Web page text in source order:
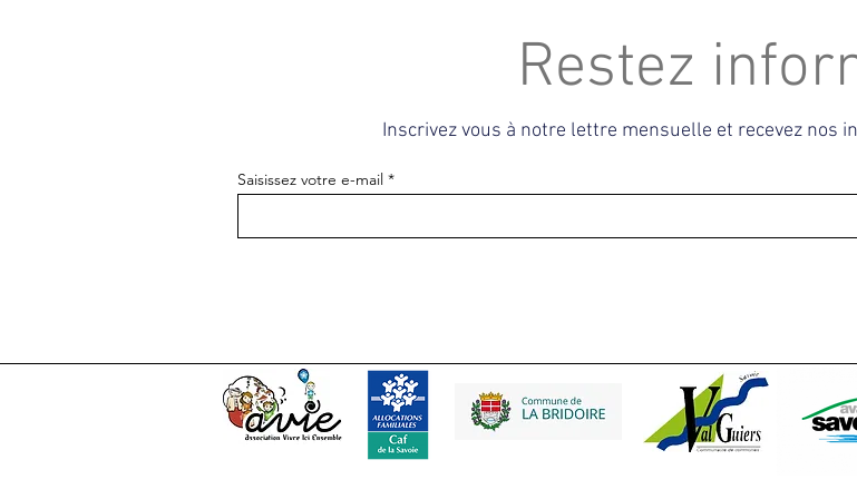
Restez
Inscrivez vous à notre lettre mensuelle et recevez nos
Saisissez votre e-mail